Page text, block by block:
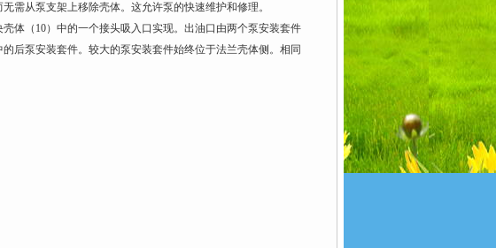
需从泵支架上移除壳体。这允许泵的快速维护和修理。
体（10）中的一个接头吸入口实现。出油口由两个泵安装套件
后泵安装套件。较大的泵安装套件始终位于法兰壳体侧。相同